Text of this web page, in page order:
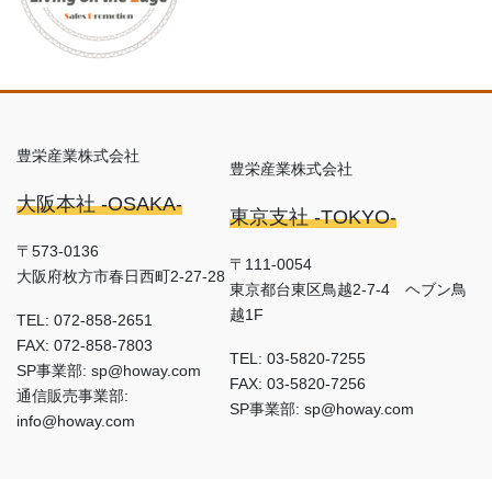
豊栄産業株式会社
大阪本社 -OSAKA-
〒573-0136
大阪府枚方市春日西町2-27-28
TEL: 072-858-2651
FAX: 072-858-7803
SP事業部: sp@howay.com
通信販売事業部:
info@howay.com
豊栄産業株式会社
東京支社 -TOKYO-
〒111-0054
東京都台東区鳥越2-7-4 ヘブン鳥
越1F
TEL: 03-5820-7255
FAX: 03-5820-7256
SP事業部: sp@howay.com